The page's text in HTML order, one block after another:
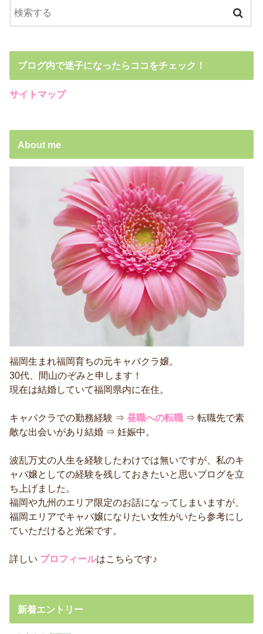
ブログ内で迷子になったらココをチェック！
サイトマップ
About me
福岡生まれ福岡育ちの元キャバクラ嬢。
30代、間山のぞみと申します！
現在は結婚していて福岡県内に在住。
キャバクラでの勤務経験 ⇒昼職への転職 ⇒ 転職先で素
敵な出会いがあり結婚 ⇒ 妊娠中。
波乱万丈の人生を経験したわけでは無いですが、私のキ
ャバ嬢としての経験を残しておきたいと思いブログを立
ち上げました。
福岡や九州のエリア限定のお話になってしまいますが、
福岡エリアでキャバ嬢になりたい女性がいたら参考にし
ていただけると光栄です。
詳しい プロフィールはこちらです♪
新着エントリー